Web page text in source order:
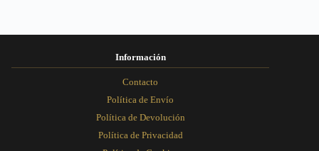
Información
Contacto
Política de Envío
Política de Devolución
Política de Privacidad